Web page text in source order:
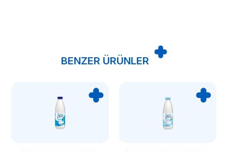
BENZER ÜRÜNLER